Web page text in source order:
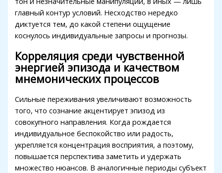
satın al
panel
panel
panel
panel
panel
panel
panel
главный контур условий. Несходство нередко
диктуется тем, до какой степени ощущение
коснулось индивидуальные запросы и прогнозы.
Корреляция среди чувственной
энергией эпизода и качеством
мнемонических процессов
Сильные переживания увеличивают возможность
того, что сознание акцентирует эпизод из
совокупного направления. Когда рождается
индивидуальное беспокойство или радость,
укрепляется концентрация восприятия, а поэтому,
повышается перспектива заметить и удержать
множество нюансов. В аналогичные периоды субъект